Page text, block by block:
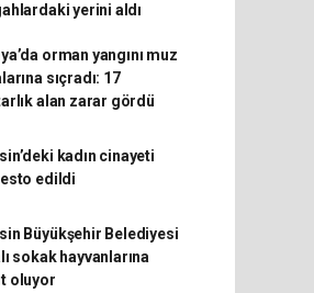
yerini aldı
orman yangını muz
sıçradı: 17
alan zarar gördü
kadın cinayeti
edildi
Büyükşehir Belediyesi
sokak hayvanlarına
oluyor